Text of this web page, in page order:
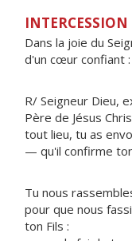
INTERCESSION
Dans la joie du
d'un cœur confiant :
R/ Seigneur Dieu,
Père de Jésus
tout lieu, tu as
— qu'il confirme
Tu nous
pour que nous
ton Fils :